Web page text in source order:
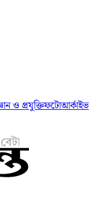
ও প্রযুক্তিফটোআর্কাইভ